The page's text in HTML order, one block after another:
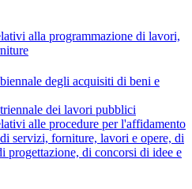
alla programmazione di lavori,
degli acquisiti di beni e
dei lavori pubblici
alle procedure per l'affidamento
servizi, forniture, lavori e opere, di
progettazione, di concorsi di idee e